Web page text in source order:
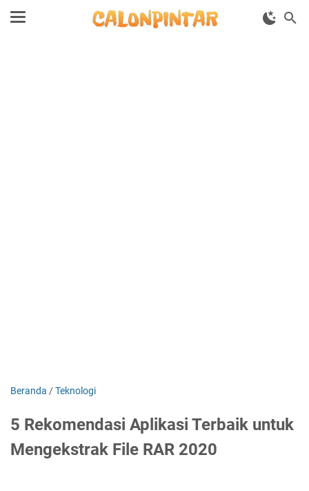
Beranda /Teknologi
5 Rekomendasi Aplikasi Terbaik untuk
Mengekstrak File RAR 2020